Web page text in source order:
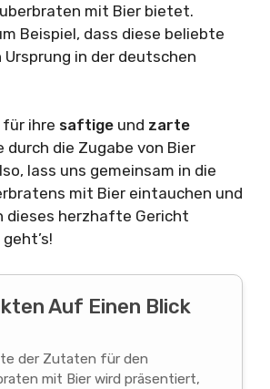
mit Bier bietet.
Beispiel, dass diese beliebte
in der deutschen
ihre saftige und zarte
durch die Zugabe von Bier
lass uns gemeinsam in die
mit Bier eintauchen und
dieses herzhafte Gericht
Auf Einen Blick
der Zutaten für den
mit Bier wird präsentiert,